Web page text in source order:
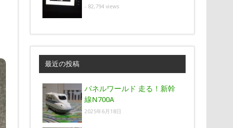
- 82,794 views
最近の投稿
パネルワールド 走る！新幹
線N700A
2025年6月18日